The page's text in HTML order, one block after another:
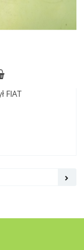
FIAT